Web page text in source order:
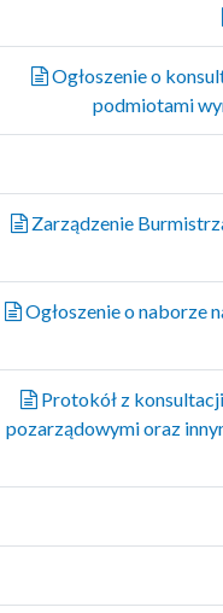
Ogłoszenie o
podmiotami
Zarządzenie
Ogłoszenie o naborze
Protokół z
pozarządowymi oraz